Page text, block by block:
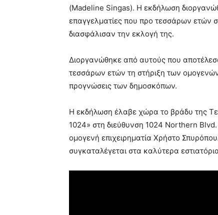
(Madeline Singas). Η εκδήλωση
επαγγελματίες που προ τεσσάρων ετών
διασφάλισαν την εκλογή της.
Διοργανώθηκε από αυτούς που
τεσσάρων ετών τη στήριξη των
προγνώσεις των δημοσκόπων.
Η εκδήλωση έλαβε χώρα το βράδυ της
1024» στη διεύθυνση 1024 Northern
ομογενή επιχειρηματία Χρήστο
συγκαταλέγεται στα καλύτερα